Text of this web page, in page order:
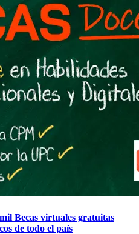
Becas virtuales gratuitas
de todo el país